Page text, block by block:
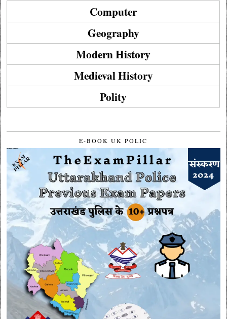
Computer
Geography
Modern History
Medieval History
Polity
E-BOOK UK POLIC